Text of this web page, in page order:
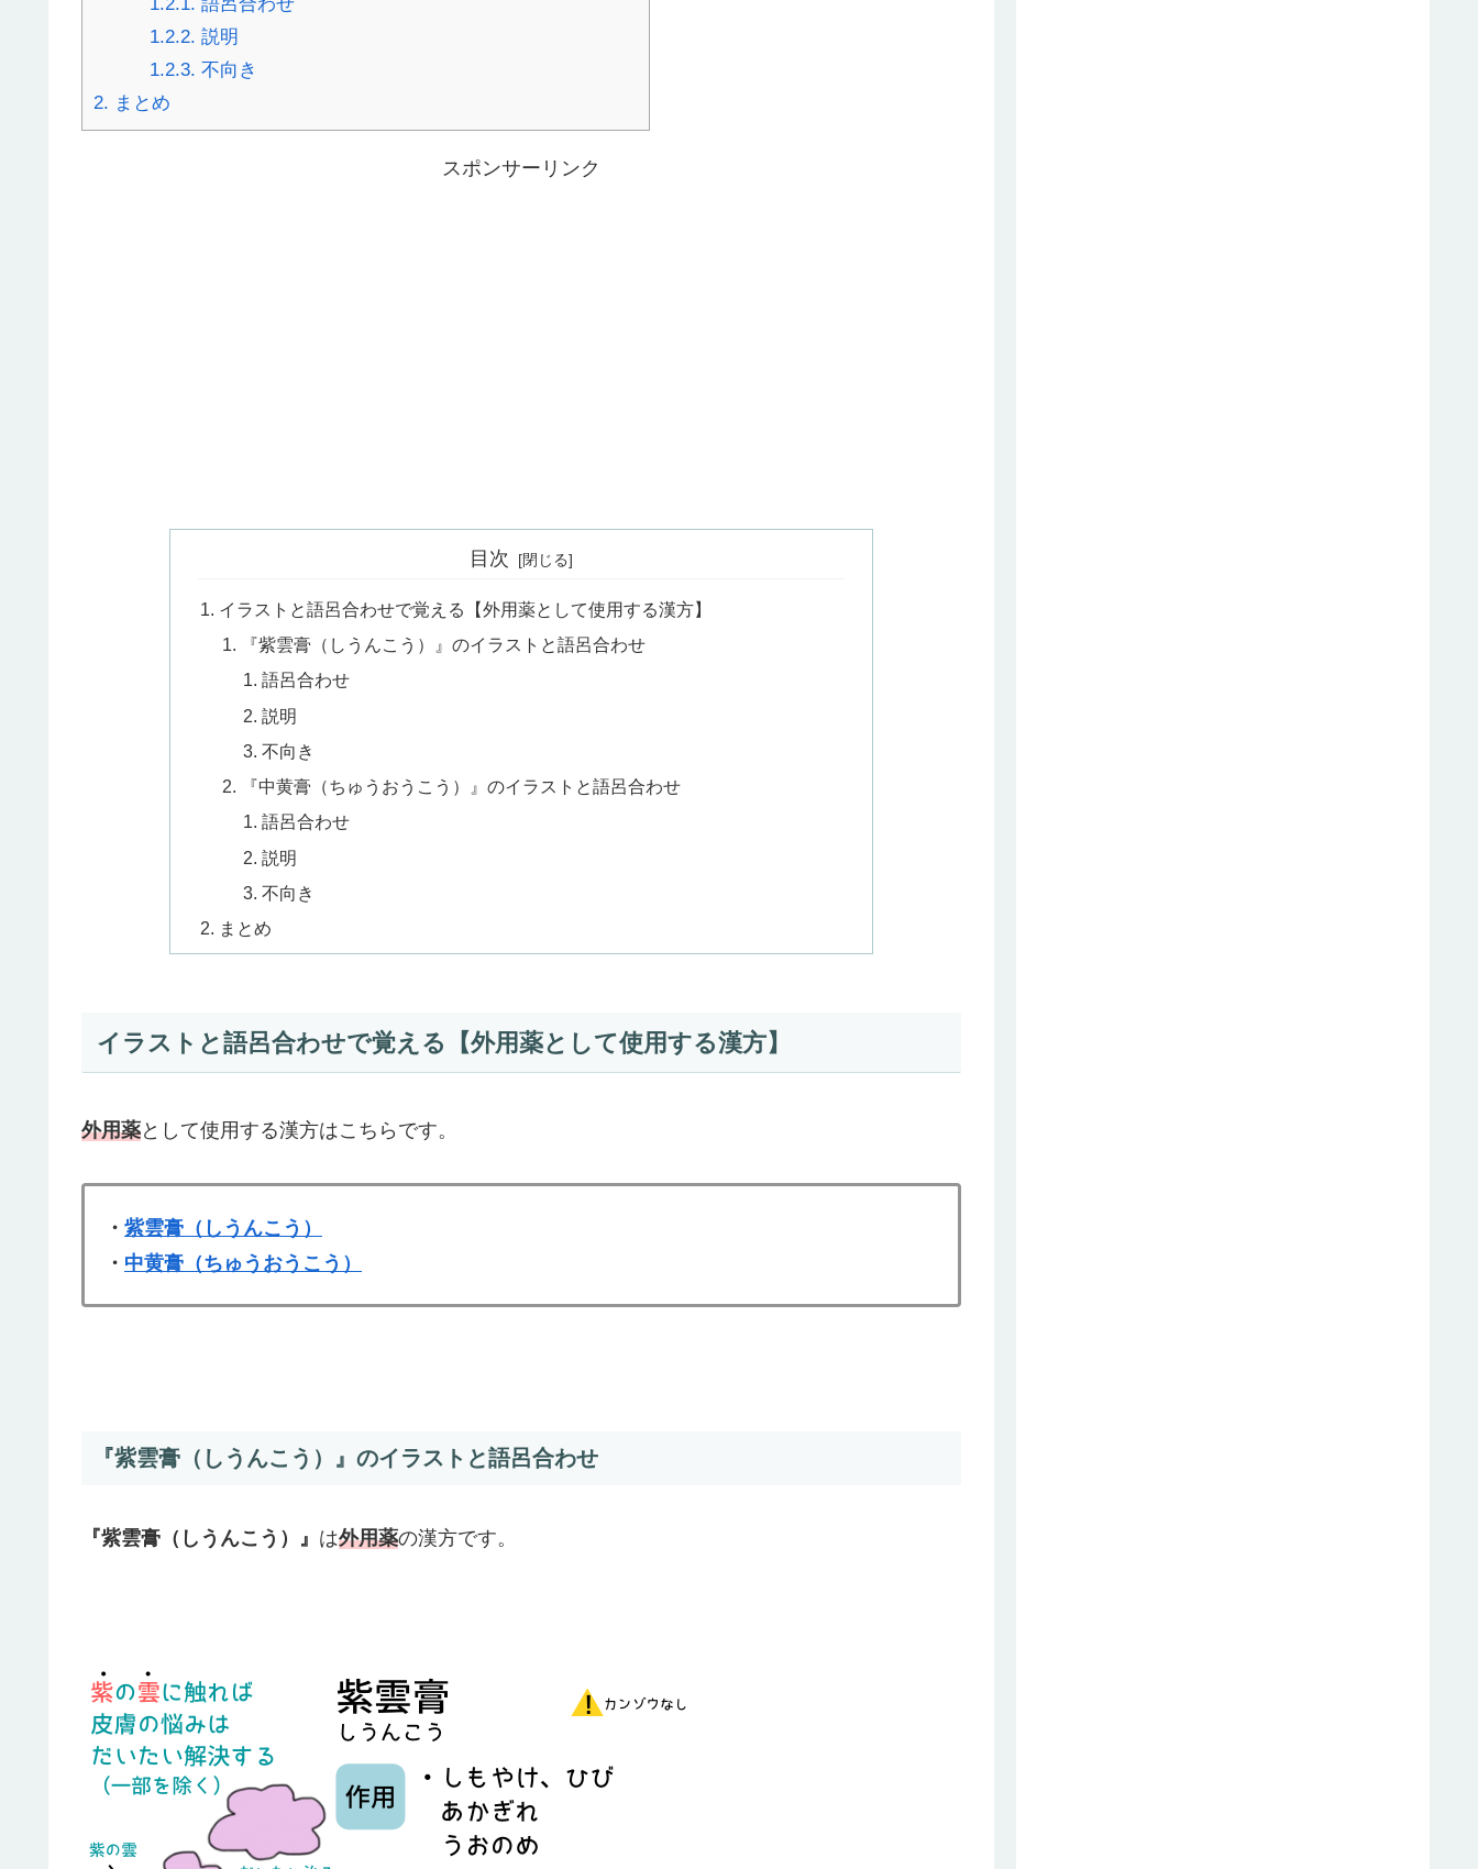
1.2.2. 説明
1.2.3. 不向き
2. まとめ
スポンサーリンク
目次
イラストと語呂合わせで覚える【外用薬として使用する漢方】
『紫雲膏（しうんこう）』のイラストと語呂合わせ
語呂合わせ
説明
不向き
『中黄膏（ちゅうおうこう）』のイラストと語呂合わせ
語呂合わせ
説明
不向き
まとめ
イラストと語呂合わせで覚える【外用薬として使用する漢方】
外用薬として使用する漢方はこちらです。
・ 紫雲膏（しうんこう）
・ 中黄膏（ちゅうおうこう）
『紫雲膏（しうんこう）』のイラストと語呂合わせ
『紫雲膏（しうんこう）』 は外用薬の漢方です。